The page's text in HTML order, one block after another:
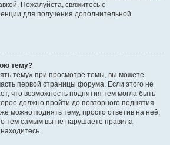
Пожалуйста, свяжитесь с
для получения дополнительной
тему?
тему» при просмотре темы, вы можете
первой страницы форума. Если этого не
что возможность поднятия тем могла быть
должно пройти до повторного поднятия
можно поднять тему, просто ответив на неё,
тем самым вы не нарушаете правила